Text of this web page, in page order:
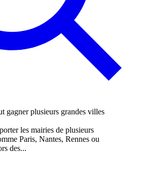
les mairies de plusieurs
Paris, Nantes, Rennes ou
des...